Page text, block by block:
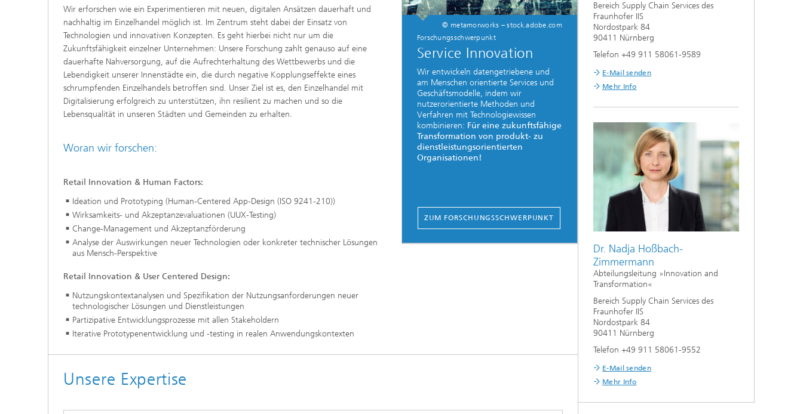
Wir erforschen wie ein Experimentieren mit neuen, digitalen Ansätzen dauerhaft und
nachhaltig im Einzelhandel möglich ist. Im Zentrum steht dabei der Einsatz von
Technologien und innovativen Konzepten. Es geht hierbei nicht nur um die
Zukunftsfähigkeit einzelner Unternehmen: Unsere Forschung zahlt genauso auf eine
dauerhafte Nahversorgung, auf die Aufrechterhaltung des Wettbewerbs und die
Lebendigkeit unserer Innenstädte ein, die durch negative Kopplungseffekte eines
schrumpfenden Einzelhandels betroffen sind. Unser Ziel ist es, den Einzelhandel mit
Digitalisierung erfolgreich zu unterstützen, ihn resilient zu machen und so die
Lebensqualität in unseren Städten und Gemeinden zu erhalten.
Woran wir forschen:
Retail Innovation & Human Factors:
Ideation und Prototyping (Human-Centered App-Design (ISO 9241-210))
Wirksamkeits- und Akzeptanzevaluationen (UUX-Testing)
Change-Management und Akzeptanzförderung
Analyse der Auswirkungen neuer Technologien oder konkreter technischer Lösungen
aus Mensch-Perspektive
Retail Innovation & User Centered Design:
Nutzungskontextanalysen und Spezifikation der Nutzungsanforderungen neuer
technologischer Lösungen und Dienstleistungen
Partizipative Entwicklungsprozesse mit allen Stakeholdern
Iterative Prototypenentwicklung und -testing in realen Anwendungskontexten
© metamorworks – stock.adobe.com
Forschungsschwerpunkt
Service Innovation
Wir entwickeln datengetriebene und
am Menschen orientierte Services und
Geschäftsmodelle, indem wir
nutzerorientierte Methoden und
Verfahren mit Technologiewissen
kombinieren: Für eine zukunftsfähige
Transformation von produkt- zu
dienstleistungsorientierten
Organisationen!
ZUM FORSCHUNGSSCHWERPUNKT
Unsere Expertise
Bereich Supply Chain Services des
Fraunhofer IIS
Nordostpark 84
90411 Nürnberg
Telefon +49 911 58061-9589
E-Mail senden
Mehr Info
Dr. Nadja Hoßbach-
Zimmermann
Abteilungsleitung »Innovation and
Transformation«
Bereich Supply Chain Services des
Fraunhofer IIS
Nordostpark 84
90411 Nürnberg
Telefon +49 911 58061-9552
E-Mail senden
Mehr Info